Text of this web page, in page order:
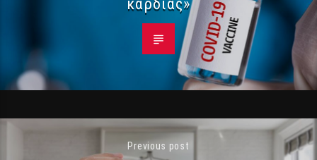
καρδιάς»
Previous post